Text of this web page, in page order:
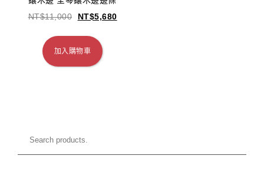
NT$11,000 NT$5,680
加入購物車